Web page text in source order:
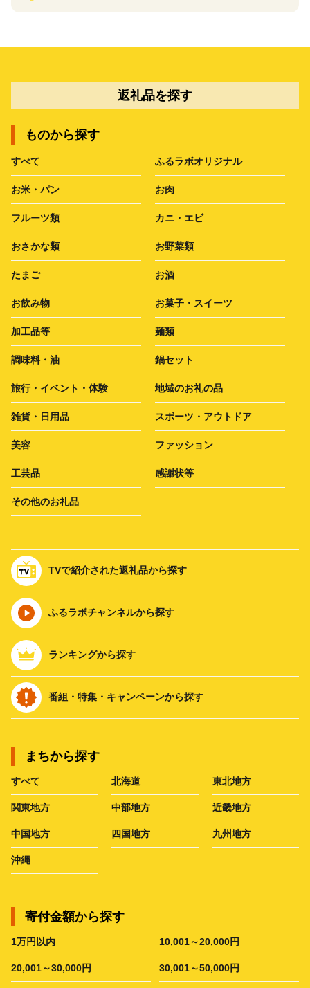
返礼品を探す
ものから探す
すべて ふるラボオリジナル
お米・パン お肉
フルーツ類 カニ・エビ
おさかな類 お野菜類
たまご お酒
お飲み物 お菓子・スイーツ
加工品等 麺類
調味料・油 鍋セット
旅行・イベント・体験 地域のお礼の品
雑貨・日用品 スポーツ・アウトドア
美容 ファッション
工芸品 感謝状等
その他のお礼品
TVで紹介された返礼品から探す
ふるラボチャンネルから探す
ランキングから探す
番組・特集・キャンペーンから探す
まちから探す
すべて 北海道 東北地方
関東地方 中部地方 近畿地方
中国地方 四国地方 九州地方
沖縄
寄付金額から探す
1万円以内 10,001～20,000円
20,001～30,000円 30,001～50,000円